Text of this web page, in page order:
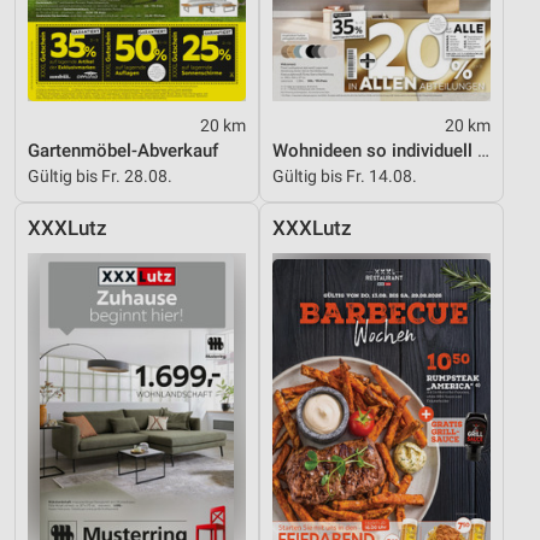
20 km
Gartenmöbel-Abverkauf
Gültig bis Fr. 28.08.
20 km
Wohnideen so individuell wie du!
Gültig bis Fr. 14.08.
XXXLutz XXXLutz
Messung der Performance von Inhalten
Analyse von Zielgruppen durch Statistiken oder
Kombinationen von Daten aus verschiedenen
Entwicklung und Verbesserung der Angebote
Inhalten
IAB-Besonderheiten:
Verwendung genauer Standortdaten
Geräte anhand von aktiv angeforderten
Informationen identifizieren
Nicht-IAB-Verarbeitungszwecke:
Notwendig
Performance